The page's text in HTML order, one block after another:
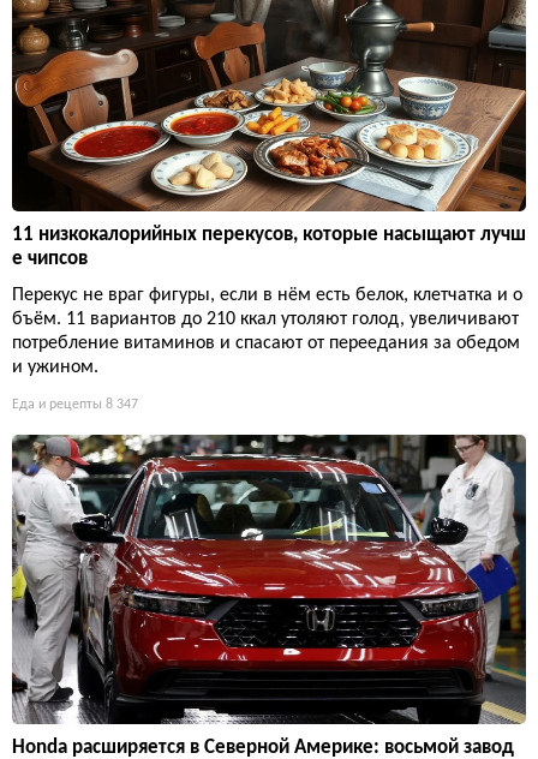
11 низкокалорийных перекусов, которые насыщают лучш
е чипсов
Перекус не враг фигуры, если в нём есть белок, клетчатка и о
бъём. 11 вариантов до 210 ккал утоляют голод, увеличивают
потребление витаминов и спасают от переедания за обедом
и ужином.
Еда и рецепты 8 347
Honda расширяется в Северной Америке: восьмой завод